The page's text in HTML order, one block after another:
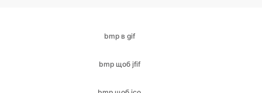
bmp щоб ico
bmp в jpg